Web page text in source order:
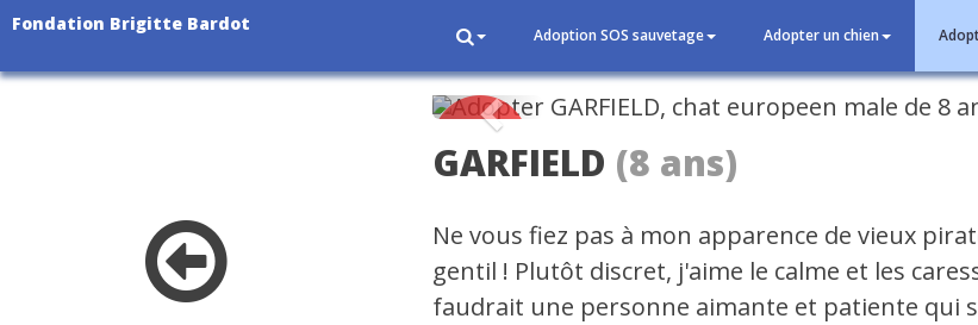
Fondation Brigitte Bardot
Adoption SOS sauvetage Adopter un chien
Précédent
GARFIELD (8 ans)
Ne vous fiez pas à mon apparence de vieux
gentil ! Plutôt discret, j'aime le calme et les
faudrait une personne aimante et patiente qui